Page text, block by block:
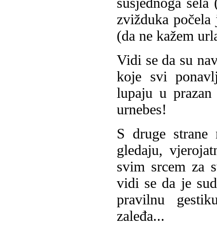
zvižduka
(da ne kažem
Vidi se da su
koje svi
lupaju u
urnebes!
S druge strane
gledaju,
svim srcem za
vidi se da je
pravilnu
zaleđa...